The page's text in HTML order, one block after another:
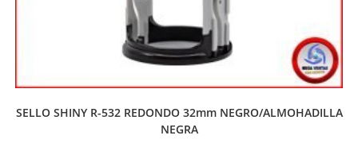
SELLO SHINY R-532 REDONDO 32mm NEGRO/ALMOHADILLA
NEGRA